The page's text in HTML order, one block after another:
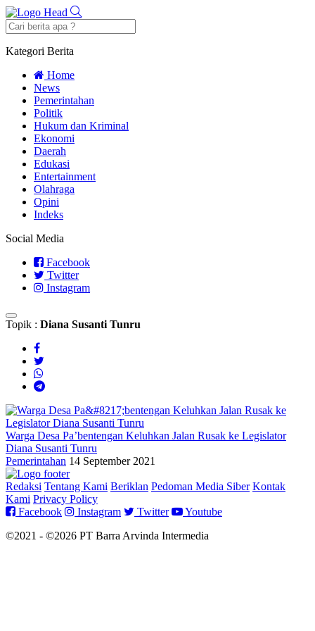
Kategori Berita
Home
News
Pemerintahan
Politik
Hukum dan Kriminal
Ekonomi
Daerah
Edukasi
Entertainment
Olahraga
Opini
Indeks
Social Media
Facebook
Twitter
Instagram
Topik : Diana Susanti Tunru
Warga Desa Pa’bentengan Keluhkan Jalan Rusak ke Legislator
Diana Susanti Tunru
Pemerintahan 14 September 2021
Redaksi Tentang Kami Beriklan Pedoman Media Siber Kontak
Kami Privacy Policy
Facebook
Instagram Twitter
Youtube
©2021 - ©2026 PT Barra Arvinda Intermedia